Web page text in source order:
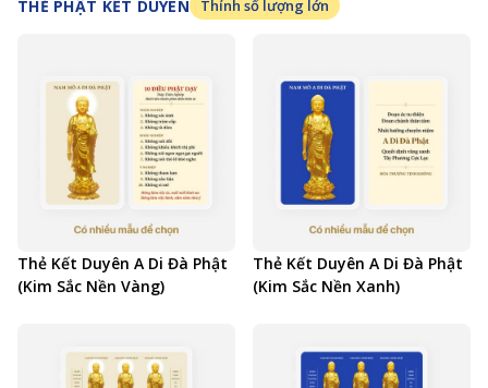
THẺ PHẬT KẾT DUYÊN Thỉnh số lượng lớn
Thẻ Kết Duyên A Di Đà Phật
(Kim Sắc Nền Vàng)
Thẻ Kết Duyên A Di Đà Phật
(Kim Sắc Nền Xanh)